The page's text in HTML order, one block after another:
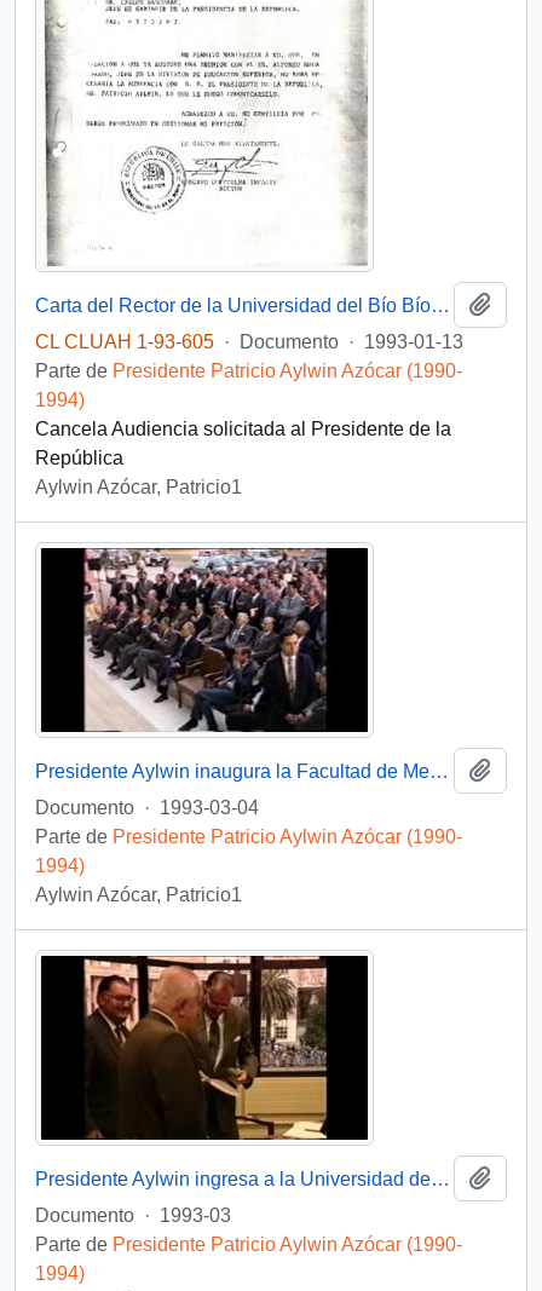
Carta del Rector de la Universidad del Bío Bío, sr. Roberto Goycoolea Infante, dirigida al Jefe de Gabinete de la Presidencia de la República, sr. Carlos Bascuñán
CL CLUAH 1-93-605 · Documento · 1993-01-13
Parte de Presidente Patricio Aylwin Azócar (1990-
1994)
Cancela Audiencia solicitada al Presidente de la
República
Aylwin Azócar, Patricio1
Presidente Aylwin inaugura la Facultad de Medicina de la Universidad de Concepción: video
Documento · 1993-03-04
Parte de Presidente Patricio Aylwin Azócar (1990-
1994)
Aylwin Azócar, Patricio1
Presidente Aylwin ingresa a la Universidad de Concepción: video
Documento · 1993-03
Parte de Presidente Patricio Aylwin Azócar (1990-
1994)